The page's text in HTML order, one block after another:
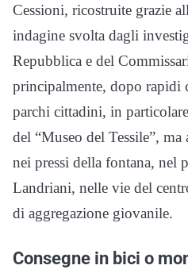
Cessioni, ricostruite grazie
indagine svolta dagli
Repubblica e del
principalmente, dopo rapidi
parchi cittadini, in
del “Museo del Tessile”,
nei pressi della fontana, nel
Landriani, nelle vie del
di aggregazione giovanile.
Consegne in bici o